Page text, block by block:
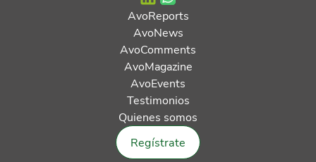
AvoReports
AvoNews
AvoComments
AvoMagazine
AvoEvents
Testimonios
Quienes somos
Regístrate